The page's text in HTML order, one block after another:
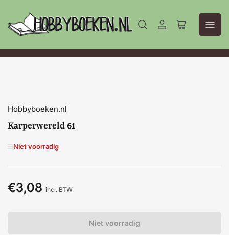
Aanmelden
Mini-
winkelwagen
openen
Hobbyboeken.nl
Karperwereld 61
Niet voorradig
Normale
€3,08 incl. BTW
Niet voorradig